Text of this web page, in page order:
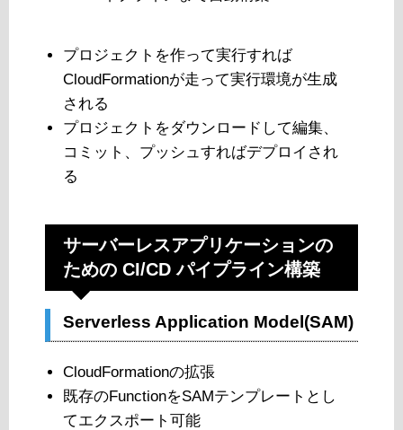
プロジェクトを作って実行すれば
CloudFormationが走って実行環境が生成
される
プロジェクトをダウンロードして編集、
コミット、プッシュすればデプロイされ
る
サーバーレスアプリケーションの
ための CI/CD パイプライン構築
Serverless Application Model(SAM)
CloudFormationの拡張
既存のFunctionをSAMテンプレートとし
てエクスポート可能